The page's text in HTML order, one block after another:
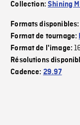
Collection:Shining
Formats disponibles:
Format de tournage:
Format de l'image:
Résolutions
Cadence: 29.97